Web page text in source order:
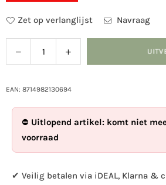
Zet op verlanglijst Navraag
Hoeveelheid
Verlaag
de
voor
Vogelbad
vogel
Verhoog
de
voor
-
vogel
EAN: 8714982130694
⛔ Uitlopend artikel: komt niet
voorraad
✔ Veilig betalen via iDEAL, Klarna &